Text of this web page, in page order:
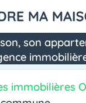
son
immobilières